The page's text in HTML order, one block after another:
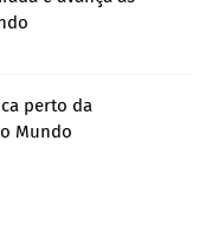
perto da
Mundo